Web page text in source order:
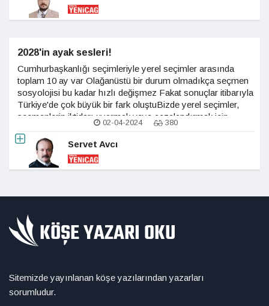
2028'in ayak sesleri!
Cumhurbaşkanlığı seçimleriyle yerel seçimler arasında
toplam 10 ay var Olağanüstü bir durum olmadıkça seçmen
sosyolojisi bu kadar hızlı değişmez Fakat sonuçlar itibarıyla
Türkiye'de çok büyük bir fark oluştuBizde yerel seçimler,
seçmenlerin iktidarı uyarmak veya cezalandırmak için
değerlendirdikleri bir araç olurdu genellikle Bu defa çok kısa
zamana sıkıştırılmış ağır
02-04-2024 380
Servet Avcı
Sitemizde yayınlanan köşe yazılarından yazarları
sorumludur.